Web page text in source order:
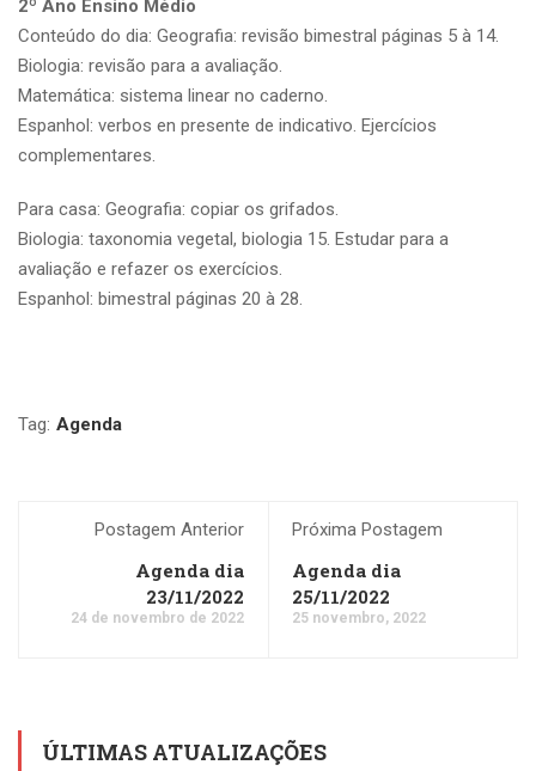
2º Ano Ensino Médio
Conteúdo do dia: Geografia: revisão bimestral páginas 5 à 14.
Biologia: revisão para a avaliação.
Matemática: sistema linear no caderno.
Espanhol: verbos en presente de indicativo. Ejercícios
complementares.
Para casa: Geografia: copiar os grifados.
Biologia: taxonomia vegetal, biologia 15. Estudar para a
avaliação e refazer os exercícios.
Espanhol: bimestral páginas 20 à 28.
Tag: Agenda
Postagem Anterior
Agenda dia
23/11/2022
24 de novembro de 2022
Próxima Postagem
Agenda dia
25/11/2022
25 novembro, 2022
ÚLTIMAS ATUALIZAÇÕES